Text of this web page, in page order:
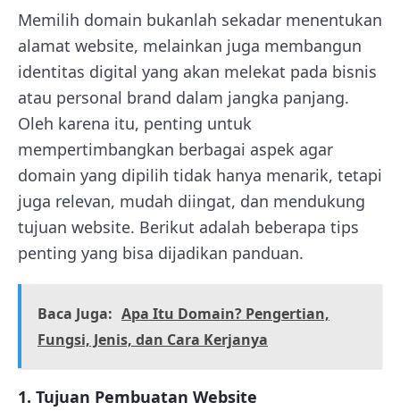
Memilih domain bukanlah sekadar menentukan
alamat website, melainkan juga membangun
identitas digital yang akan melekat pada bisnis
atau personal brand dalam jangka panjang.
Oleh karena itu, penting untuk
mempertimbangkan berbagai aspek agar
domain yang dipilih tidak hanya menarik, tetapi
juga relevan, mudah diingat, dan mendukung
tujuan website. Berikut adalah beberapa tips
penting yang bisa dijadikan panduan.
Baca Juga: Apa Itu Domain? Pengertian,
Fungsi, Jenis, dan Cara Kerjanya
1. Tujuan Pembuatan Website